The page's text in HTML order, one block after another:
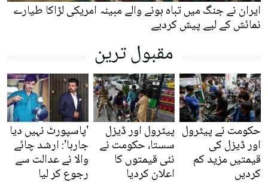
ایران نے جنگ میں تباہ ہونے والے مبینہ امریکی لڑاکا طیارے
نمائش کے لیے پیش کردیے
مقبول ترین
حکومت نے پیٹرول
اور ڈیزل کی
قیمتیں مزید کم
کردیں
پیٹرول اور ڈیزل
سستا، حکومت نے
نئی قیمتوں کا
اعلان کردیا
'پاسپورٹ نہیں دیا
جارہا': ارشد چائے
والا نے عدالت سے
رجوع کر لیا